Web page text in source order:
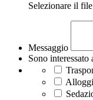
Selezionare il
Messaggio
Sono interessato